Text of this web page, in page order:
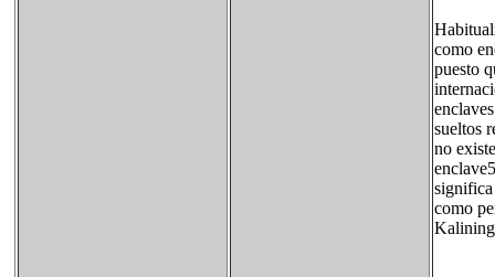
como
puesto
sueltos
no
significa
como